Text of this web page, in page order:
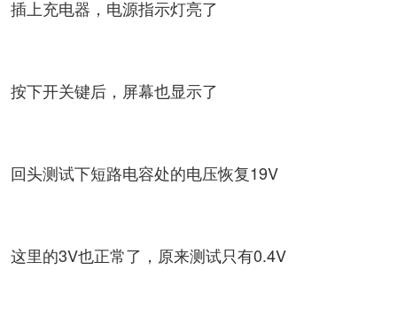
插上充电器，电源指示灯亮了
按下开关键后，屏幕也显示了
回头测试下短路电容处的电压恢复19V
这里的3V也正常了，原来测试只有0.4V